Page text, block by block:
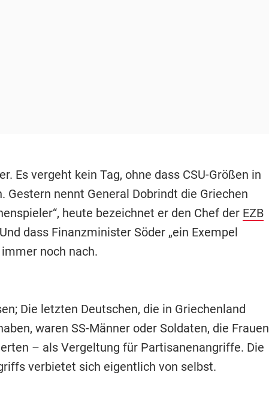
Es vergeht kein Tag, ohne dass CSU-Größen in
Gestern nennt General Dobrindt die Griechen
heute bezeichnet er den Chef der EZB
dass Finanzminister Söder „ein Exempel
noch nach.
Die letzten Deutschen, die in Griechenland
waren SS-Männer oder Soldaten, die Frauen
– als Vergeltung für Partisanenangriffe. Die
verbietet sich eigentlich von selbst.